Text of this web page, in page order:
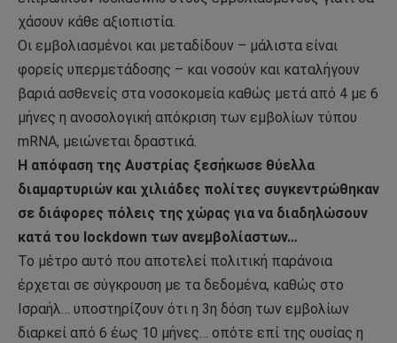
χάσουν κάθε αξιοπιστία.
Οι εμβολιασμένοι και μεταδίδουν – μάλιστα είναι
φορείς υπερμετάδοσης – και νοσούν και καταλήγουν
βαριά ασθενείς στα νοσοκομεία καθώς μετά από 4 με 6
μήνες η ανοσολογική απόκριση των εμβολίων τύπου
mRNA, μειώνεται δραστικά.
Η απόφαση της Αυστρίας ξεσήκωσε θύελλα
διαμαρτυριών και χιλιάδες πολίτες συγκεντρώθηκαν
σε διάφορες πόλεις της χώρας για να διαδηλώσουν
κατά του lockdown των ανεμβολίαστων…
Το μέτρο αυτό που αποτελεί πολιτική παράνοια
έρχεται σε σύγκρουση με τα δεδομένα, καθώς στο
Ισραήλ… υποστηρίζουν ότι η 3η δόση των εμβολίων
διαρκεί από 6 έως 10 μήνες… οπότε επί της ουσίας η